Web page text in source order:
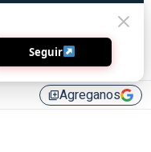
library_addAgreganos
Seguir